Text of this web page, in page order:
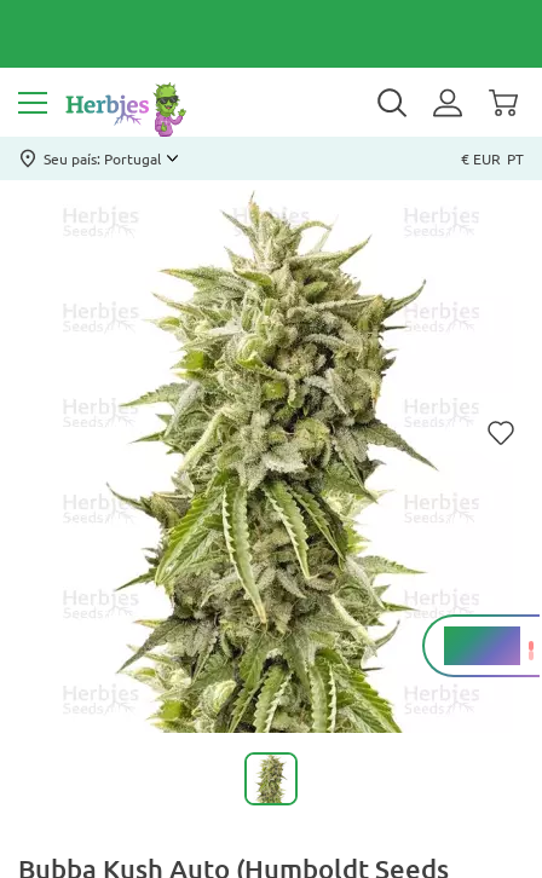
Seu país: Portugal € EUR PT
17-21%
THC
Bubba Kush Auto (Humboldt Seeds